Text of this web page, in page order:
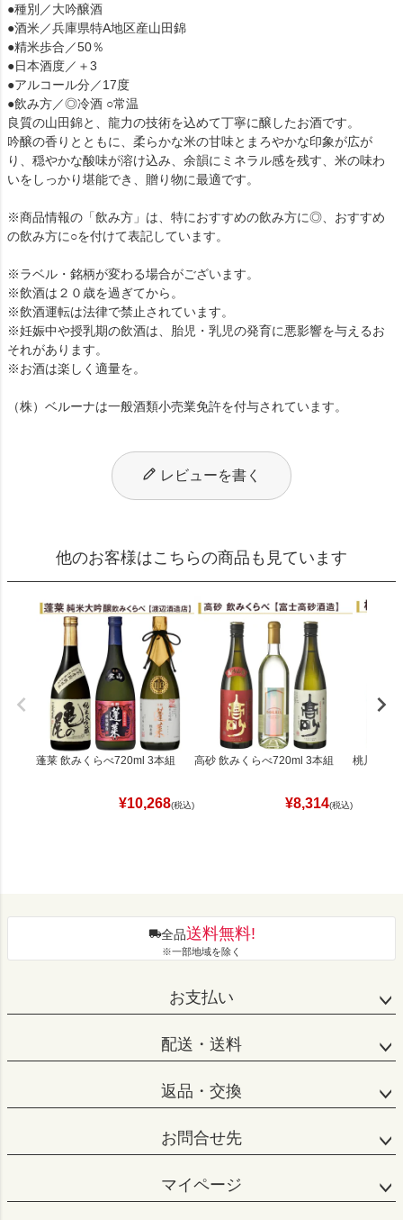
●種別／大吟醸酒
●酒米／兵庫県特A地区産山田錦
●精米歩合／50％
●日本酒度／＋3
●アルコール分／17度
●飲み方／◎冷酒 ○常温
良質の山田錦と、龍力の技術を込めて丁寧に醸したお酒です。
吟醸の香りとともに、柔らかな米の甘味とまろやかな印象が広が
り、穏やかな酸味が溶け込み、余韻にミネラル感を残す、米の味わ
いをしっかり堪能でき、贈り物に最適です。
※商品情報の「飲み方」は、特におすすめの飲み方に◎、おすすめ
の飲み方に○を付けて表記しています。
※ラベル・銘柄が変わる場合がございます。
※飲酒は２０歳を過ぎてから。
※飲酒運転は法律で禁止されています。
※妊娠中や授乳期の飲酒は、胎児・乳児の発育に悪影響を与えるお
それがあります。
※お酒は楽しく適量を。
（株）ベルーナは一般酒類小売業免許を付与されています。
レビューを書く
他のお客様はこちらの商品も見ています
蓬莱 飲みくらべ720ml 3本組
¥10,268(税込)
高砂 飲みくらべ720ml 3本組
¥8,314(税込)
桃川 飲み
全品送料無料!
※一部地域を除く
お支払い
配送・送料
返品・交換
お問合せ先
マイページ